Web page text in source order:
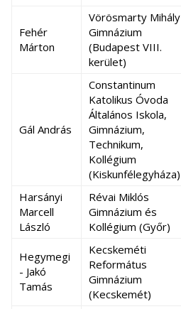
Fehér
Márton
Vörösmarty Mihály
Gimnázium
(Budapest VIII.
kerület)
Gál András
Constantinum
Katolikus Óvoda
Általános Iskola,
Gimnázium,
Technikum,
Kollégium
(Kiskunfélegyháza)
Harsányi
Marcell
László
Révai Miklós
Gimnázium és
Kollégium (Győr)
Hegymegi
- Jakó
Tamás
Kecskeméti
Református
Gimnázium
(Kecskemét)